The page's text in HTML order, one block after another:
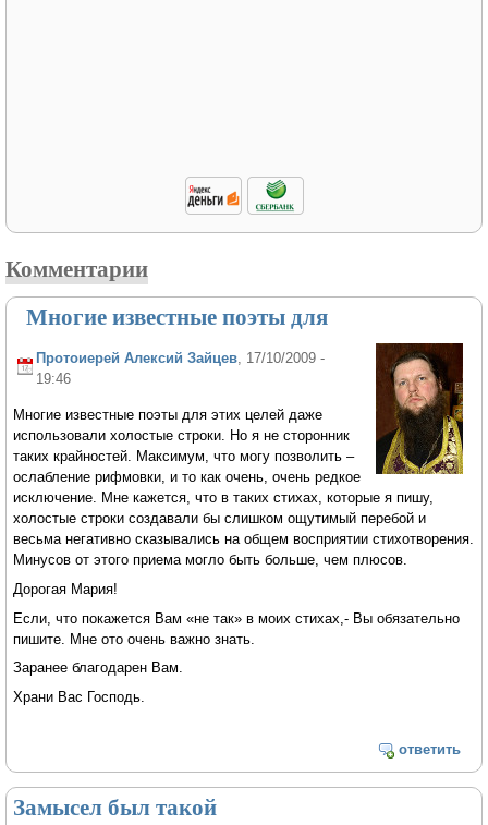
Комментарии
Многие известные поэты для
Протоиерей Алексий Зайцев, 17/10/2009 -
19:46
Многие известные поэты для этих целей даже
использовали холостые строки. Но я не сторонник
таких крайностей. Максимум, что могу позволить –
ослабление рифмовки, и то как очень, очень редкое
исключение. Мне кажется, что в таких стихах, которые я пишу,
холостые строки создавали бы слишком ощутимый перебой и
весьма негативно сказывались на общем восприятии стихотворения.
Минусов от этого приема могло быть больше, чем плюсов.
Дорогая Мария!
Если, что покажется Вам «не так» в моих стихах,- Вы обязательно
пишите. Мне ото очень важно знать.
Заранее благодарен Вам.
Храни Вас Господь.
ответить
Замысел был такой